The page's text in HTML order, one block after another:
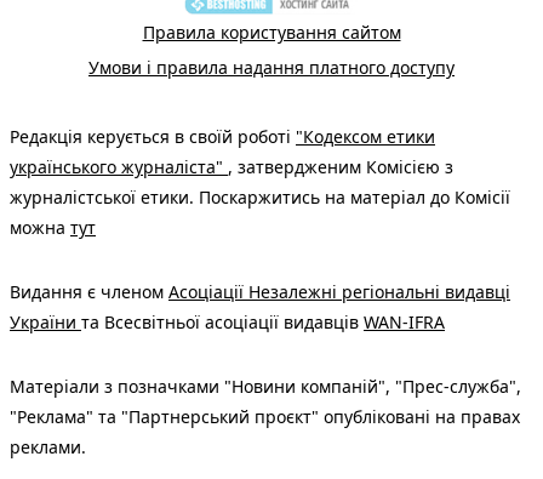
Правила користування сайтом
Умови і правила надання платного доступу
Редакція керується в своїй роботі "Кодексом етики
українського журналіста" , затвердженим Комісією з
журналістської етики. Поскаржитись на матеріал до Комісії
можна тут
Видання є членом Асоціації Незалежні регіональні видавці
України та Всесвітньої асоціації видавців WAN-IFRA
Матеріали з позначками "Новини компаній", "Прес-служба",
"Реклама" та "Партнерський проєкт" опубліковані на правах
реклами.